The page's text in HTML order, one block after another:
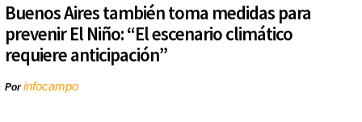
Buenos Aires también toma medidas para
prevenir El Niño: “El escenario climático
requiere anticipación”
Porinfocampo